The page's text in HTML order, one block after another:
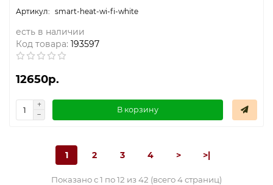
smart-heat-wi-fi-white
есть в наличии
Код товара: 193597
12650р.
В корзину
1 2 3 4 > >|
Показано с 1 по 12 из 42 (всего 4 страниц)